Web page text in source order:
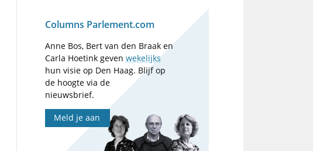
Columns Parlement.com
Anne Bos, Bert van den Braak en
Carla Hoetink gevenwekelijks
hun visie op Den Haag. Blijf op
de hoogte via de
nieuwsbrief.
Meld je aan